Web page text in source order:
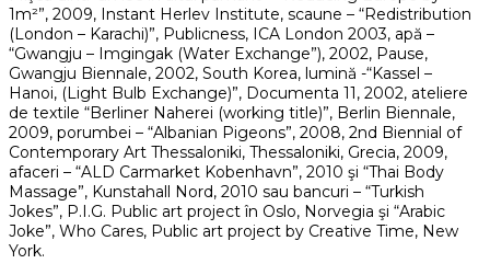
1m²”, 2009, Instant Herlev Institute, scaune – “Redistribution
(London – Karachi)”, Publicness, ICA London 2003, apă –
“Gwangju – Imgingak (Water Exchange”), 2002, Pause,
Gwangju Biennale, 2002, South Korea, lumină -“Kassel –
Hanoi, (Light Bulb Exchange)”, Documenta 11, 2002, ateliere
de textile “Berliner Naherei (working title)”, Berlin Biennale,
2009, porumbei – “Albanian Pigeons”, 2008, 2nd Biennial of
Contemporary Art Thessaloniki, Thessaloniki, Grecia, 2009,
afaceri – “ALD Carmarket Kobenhavn”, 2010 şi “Thai Body
Massage”, Kunstahall Nord, 2010 sau bancuri – “Turkish
Jokes”, P.I.G. Public art project în Oslo, Norvegia şi “Arabic
Joke”, Who Cares, Public art project by Creative Time, New
York.